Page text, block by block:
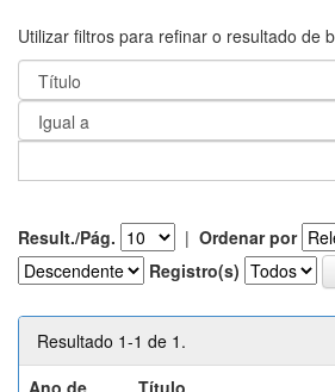
Utilizar filtros para refinar o resultado de
Result./Pág. | Ordenar por
Registro(s)
Resultado 1-1 de 1.
Ano de
Título